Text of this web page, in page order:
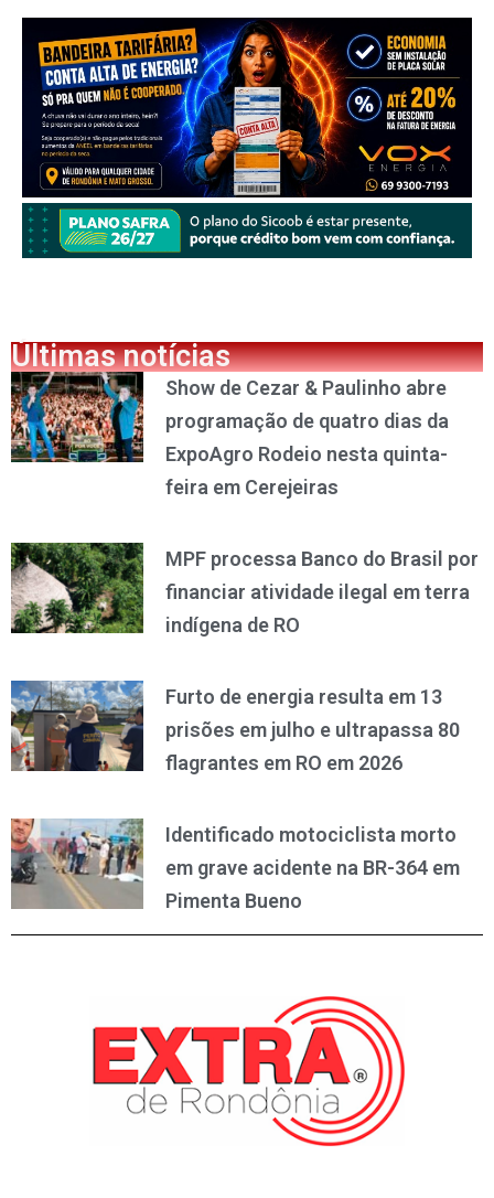
Últimas notícias
Show de Cezar & Paulinho abre
programação de quatro dias da
ExpoAgro Rodeio nesta quinta-
feira em Cerejeiras
MPF processa Banco do Brasil por
financiar atividade ilegal em terra
indígena de RO
Furto de energia resulta em 13
prisões em julho e ultrapassa 80
flagrantes em RO em 2026
Identificado motociclista morto
em grave acidente na BR-364 em
Pimenta Bueno